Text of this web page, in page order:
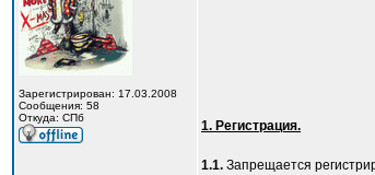
Зарегистрирован: 17.03.2008
Сообщения: 58
Откуда: CПб
1. Регистрация.
1.1. Запрещается